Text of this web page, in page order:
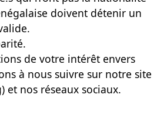
doivent détenir un
de votre intérêt envers
à nous suivre sur notre site
et nos réseaux sociaux.